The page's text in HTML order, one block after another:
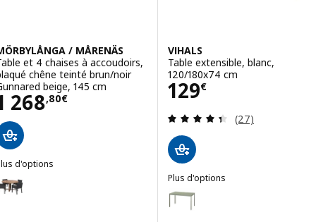
/ MÅRENÄS
et 4 chaises à accoudoirs,
chêne teinté brun/noir
beige, 145 cm
268,80€
1268,80€
d'options
: MÖRBYLÅNGA / MÅRENÄS, Table et 4 chaises à
: MÖRBYLÅNGA / MÅRENÄS, Table et 4 chaises à
VIHALS
Table extensible, blanc,
120/180x74 cm
129€
Prix 129€
Révision: 4.4
(27)
Plus d'options
VIHALS
Option : VIHALS, Table